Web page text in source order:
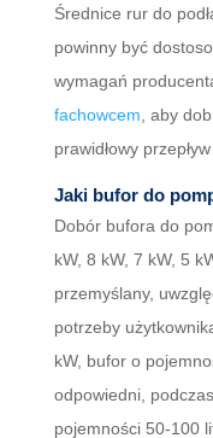
Średnice rur do
powinny być
wymagań
fachowcem , aby
prawidłowy
Jaki bufor do
Dobór bufora do
kW, 8 kW, 7 kW, 5
przemyślany,
potrzeby
kW, bufor o
odpowiedni,
pojemności 50-100